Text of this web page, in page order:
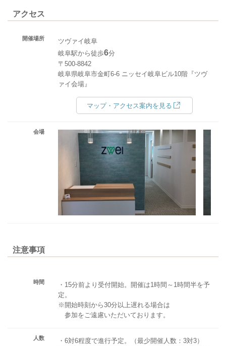
アクセス
開催場所
ツヴァイ岐阜
岐阜駅から徒歩6分
〒500-8842
岐阜県岐阜市金町6-6 ニッセイ岐阜ビル10階『ツヴ
ァイ会場』
マップ・アクセス案内を見る
会場
注意事項
時間
・15分前より受付開始。開催は1時間～1時間半を予
定。
※開始時刻から30分以上遅れる場合は
参加をご遠慮いただいております。
人数
・6対6程度で進行予定。（最少開催人数：3対3）